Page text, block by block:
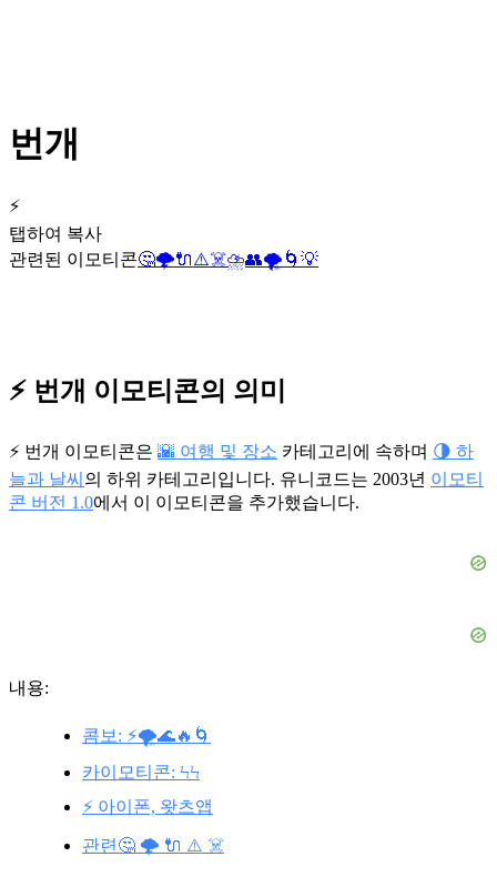
번개
⚡
탭하여 복사
관련된 이모티콘🤔🌩️🔌⚠️☠️⛈️👥🌪️ 🌀 💡
⚡ 번개 이모티콘의 의미
⚡ 번개 이모티콘은 🌇 여행 및 장소 카테고리에 속하며 🌗 하
늘과 날씨 의 하위 카테고리입니다. 유니코드는 2003년 이모티
콘 버전 1.0에서 이 이모티콘을 추가했습니다.
내용:
콤보: ⚡🌪️🌊🔥🌀
카이모티콘: ϞϞ
⚡ 아이폰, 왓츠앱
관련🤔 🌩️ 🔌 ⚠️ ☠️